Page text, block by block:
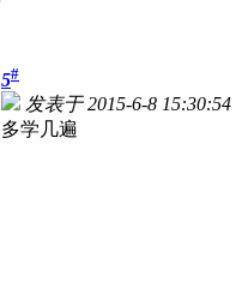
5#
发表于 2015-6-8 15:30:54
多学几遍